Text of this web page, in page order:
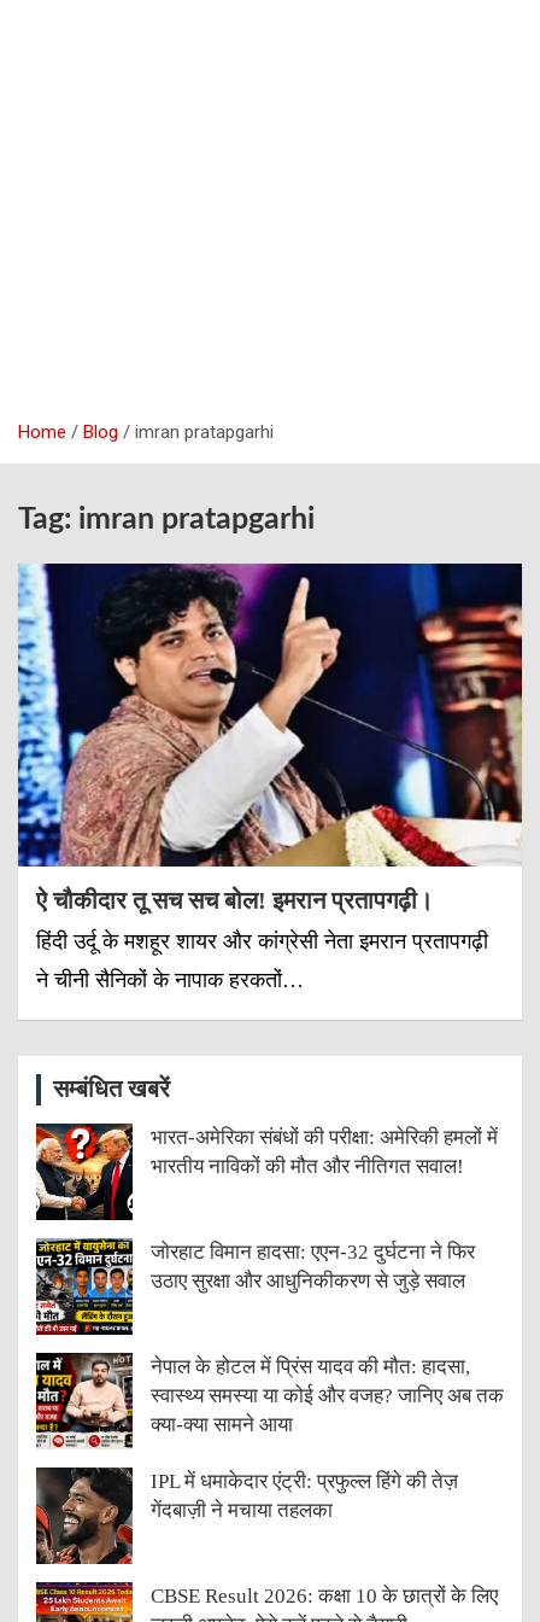
Home Blog imran pratapgarhi
Tag: imran pratapgarhi
ऐ चौकीदार तू सच सच बोल! इमरान प्रतापगढ़ी।
हिंदी उर्दू के मशहूर शायर और कांग्रेसी नेता इमरान प्रतापगढ़ी
ने चीनी सैनिकों के नापाक हरकतों…
सम्बंधित खबरें
भारत-अमेरिका संबंधों की परीक्षा: अमेरिकी हमलों में
भारतीय नाविकों की मौत और नीतिगत सवाल!
जोरहाट विमान हादसा: एएन-32 दुर्घटना ने फिर
उठाए सुरक्षा और आधुनिकीकरण से जुड़े सवाल
नेपाल के होटल में प्रिंस यादव की मौत: हादसा,
स्वास्थ्य समस्या या कोई और वजह? जानिए अब तक
क्या-क्या सामने आया
IPL में धमाकेदार एंट्री: प्रफुल्ल हिंगे की तेज़
गेंदबाज़ी ने मचाया तहलका
CBSE Result 2026: कक्षा 10 के छात्रों के लिए